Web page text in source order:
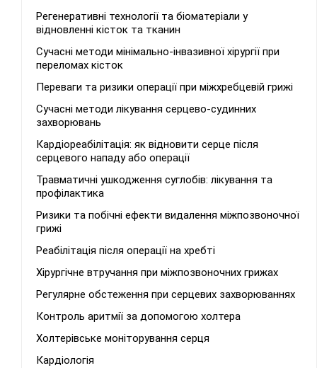
Регенеративні технології та біоматеріали у
відновленні кісток та тканин
Сучасні методи мінімально-інвазивної хірургії при
переломах кісток
Переваги та ризики операції при міжхребцевій грижі
Сучасні методи лікування серцево-судинних
захворювань
Кардіореабілітація: як відновити серце після
серцевого нападу або операції
Травматичні ушкодження суглобів: лікування та
профілактика
Ризики та побічні ефекти видалення міжпозвоночної
грижі
Реабілітація після операції на хребті
Хірургічне втручання при міжпозвоночних грижах
Регулярне обстеження при серцевих захворюваннях
Контроль аритмії за допомогою холтера
Холтерівське моніторування серця
Кардіологія